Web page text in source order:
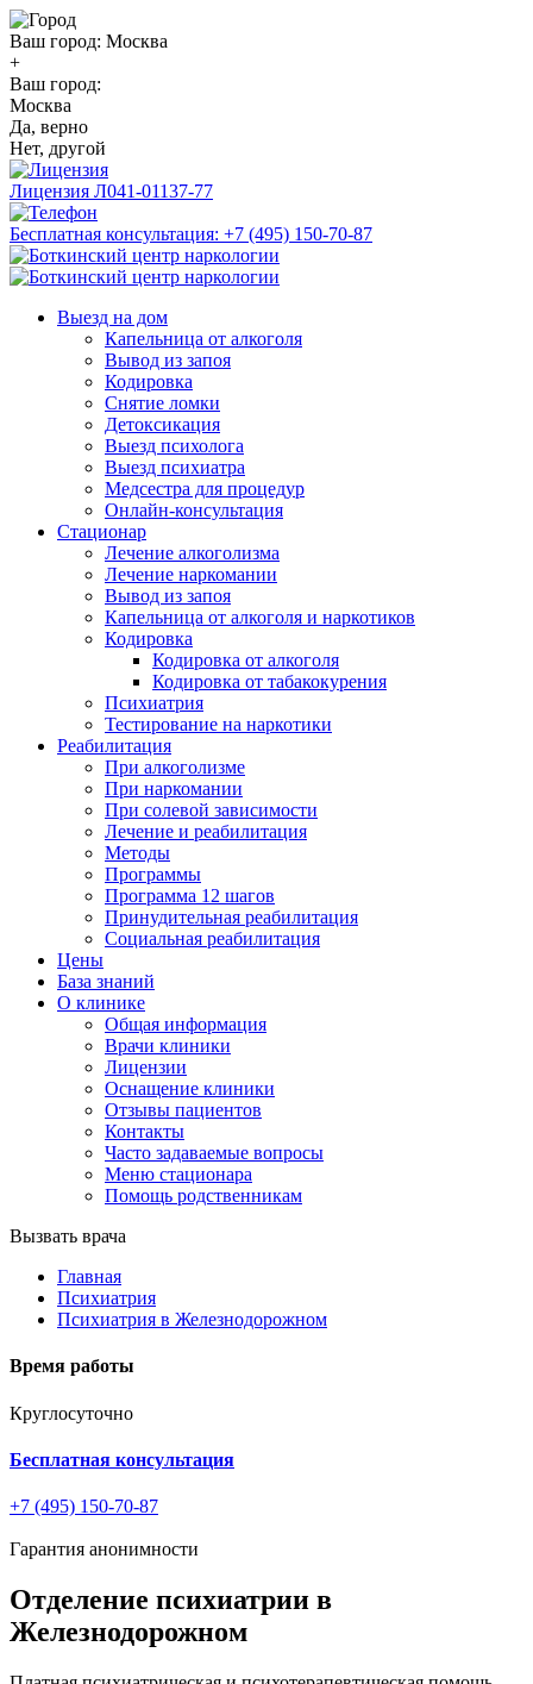
Ваш город: Москва
+
Ваш город:
Москва
Да, верно
Нет, другой
Лицензия Л041-01137-77
Бесплатная консультация: +7 (495) 150-70-87
Выезд на дом
Капельница от алкоголя
Вывод из запоя
Кодировка
Снятие ломки
Детоксикация
Выезд психолога
Выезд психиатра
Медсестра для процедур
Онлайн-консультация
Стационар
Лечение алкоголизма
Лечение наркомании
Вывод из запоя
Капельница от алкоголя и наркотиков
Кодировка
Кодировка от алкоголя
Кодировка от табакокурения
Психиатрия
Тестирование на наркотики
Реабилитация
При алкоголизме
При наркомании
При солевой зависимости
Лечение и реабилитация
Методы
Программы
Программа 12 шагов
Принудительная реабилитация
Социальная реабилитация
Цены
База знаний
О клинике
Общая информация
Врачи клиники
Лицензии
Оснащение клиники
Отзывы пациентов
Контакты
Часто задаваемые вопросы
Меню стационара
Помощь родственникам
Вызвать врача
Главная
Психиатрия
Психиатрия в Железнодорожном
Время работы
Круглосуточно
Бесплатная консультация
+7 (495) 150-70-87
Гарантия анонимности
Отделение психиатрии в
Железнодорожном